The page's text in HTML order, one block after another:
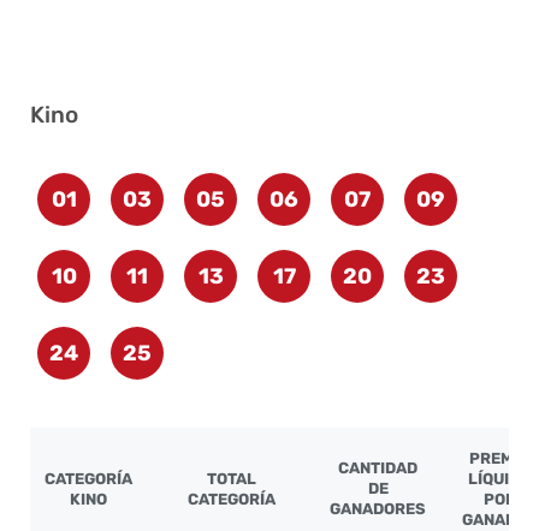
Kino
01 03 05 06 07 09
10 11 13 17 20 23
24 25
CATEGORÍA
KINO
TOTAL
CATEGORÍA
CANTIDAD
DE
GANADORES
PREMIO
LÍQUIDO
POR
GANADOR